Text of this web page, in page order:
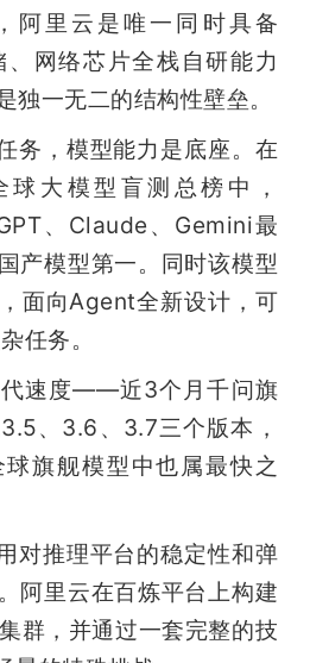
阿里云是唯一同时具备
、网络芯片全栈自研能力
独一无二的结构性壁垒。
务，模型能力是底座。在
大模型盲测总榜中，
、Claude、Gemini最
产模型第一。同时该模型
面向Agent全新设计，可
任务。
代速度——近3个月千问旗
、3.6、3.7三个版本，
旗舰模型中也属最快之
对推理平台的稳定性和弹
阿里云在百炼平台上构建
群，并通过一套完整的技